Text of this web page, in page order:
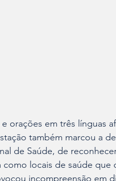
orações em três línguas
também marcou a
de Saúde, de
como locais de saúde
incompreensão em